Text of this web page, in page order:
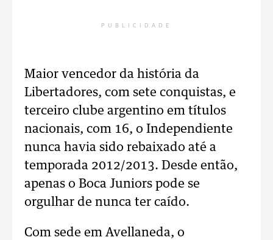
PUBLICIDADE
Maior vencedor da história da
Libertadores, com sete conquistas, e
terceiro clube argentino em títulos
nacionais, com 16, o Independiente
nunca havia sido rebaixado até a
temporada 2012/2013. Desde então,
apenas o Boca Juniors pode se
orgulhar de nunca ter caído.
Com sede em Avellaneda, o